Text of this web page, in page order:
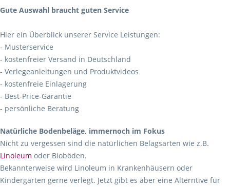
Gute Auswahl braucht guten Service
Hier ein Überblick unserer Service Leistungen:
- Musterservice
- kostenfreier Versand in Deutschland
- Verlegeanleitungen und Produktvideos
- kostenfreie Einlagerung
- Best-Price-Garantie
- persönliche Beratung
Natürliche Bodenbeläge, immernoch im Fokus
Nicht zu vergessen sind die natürlichen Belagsarten wie z.B.
Linoleum oder Bioböden.
Bekannterweise wird Linoleum in Krankenhäusern oder
Kindergärten gerne verlegt. Jetzt gibt es aber eine Alterntive für